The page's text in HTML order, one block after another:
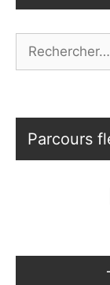
Parcours